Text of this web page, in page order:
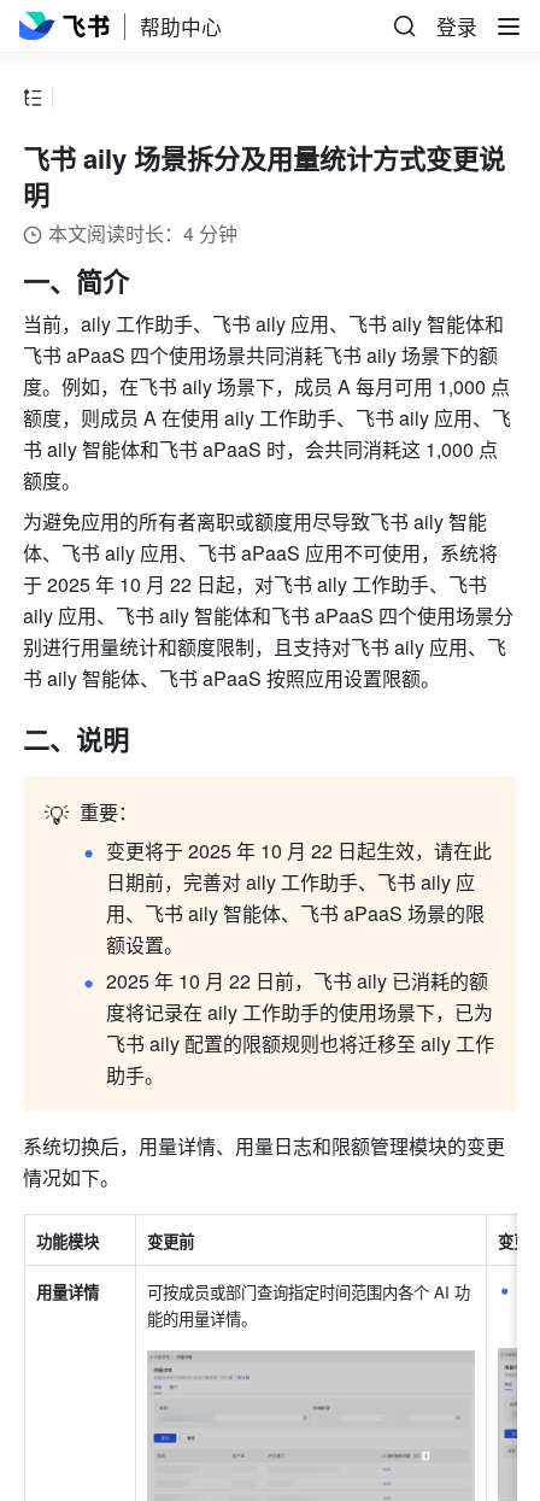
帮助中心 登录
飞书 aily 场景拆分及用量统计方式变更说
明
本文阅读时长：4 分钟
一、简介
当前，aily 工作助手、飞书 aily 应用、飞书 aily 智能体和
飞书 aPaaS 四个使用场景共同消耗飞书 aily 场景下的额
度。例如，在飞书 aily 场景下，成员 A 每月可用 1,000 点
额度，则成员 A 在使用 aily 工作助手、飞书 aily 应用、飞
书 aily 智能体和飞书 aPaaS 时，会共同消耗这 1,000 点
额度。
为避免应用的所有者离职或额度用尽导致飞书 aily 智能
体、飞书 aily 应用、飞书 aPaaS 应用不可使用，系统将
于 2025 年 10 月 22 日起，对飞书 aily 工作助手、飞书
aily 应用、飞书 aily 智能体和飞书 aPaaS 四个使用场景分
别进行用量统计和额度限制，且支持对飞书 aily 应用、飞
书 aily 智能体、飞书 aPaaS 按照应用设置限额。
二、说明
💡 重要：
变更将于 2025 年 10 月 22 日起生效，请在此
日期前，完善对 aily 工作助手、飞书 aily 应
用、飞书 aily 智能体、飞书 aPaaS 场景的限
额设置。
2025 年 10 月 22 日前，飞书 aily 已消耗的额
度将记录在 aily 工作助手的使用场景下，已为
飞书 aily 配置的限额规则也将迁移至 aily 工作
助手。
系统切换后，用量详情、用量日志和限额管理模块的变更
情况如下。
功能模块 变更前 变更
用量详情
可按成员或部门查询指定时间范围内各个 AI 功
能的用量详情。